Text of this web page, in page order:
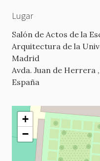
Lugar
Salón de Actos de la
Arquitectura de la
Madrid
Avda. Juan de Herrera
España
+
−